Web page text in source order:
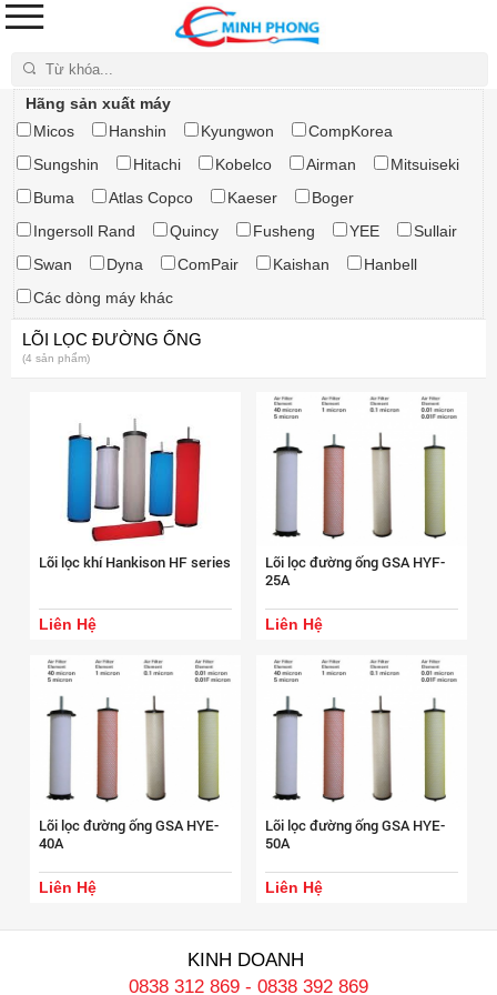
Tìm kiếm
Hãng sản xuất máy
Micos
Hanshin Kyungwon
CompKorea
Sungshin
Hitachi Kobelco Airman
Mitsuiseki
Buma
Atlas Copco Kaeser
Boger
Ingersoll Rand
Quincy Fusheng YEE
Sullair
Swan
Dyna ComPair Kaishan
Hanbell
Các dòng máy khác
LÕI LỌC ĐƯỜNG ỐNG
(4 sản phẩm)
Lõi lọc khí Hankison HF series
Liên Hệ
Lõi lọc đường ống GSA HYF-
25A
Liên Hệ
Lõi lọc đường ống GSA HYE-
40A
Liên Hệ
Lõi lọc đường ống GSA HYE-
50A
Liên Hệ
KINH DOANH
0838 312 869 - 0838 392 869